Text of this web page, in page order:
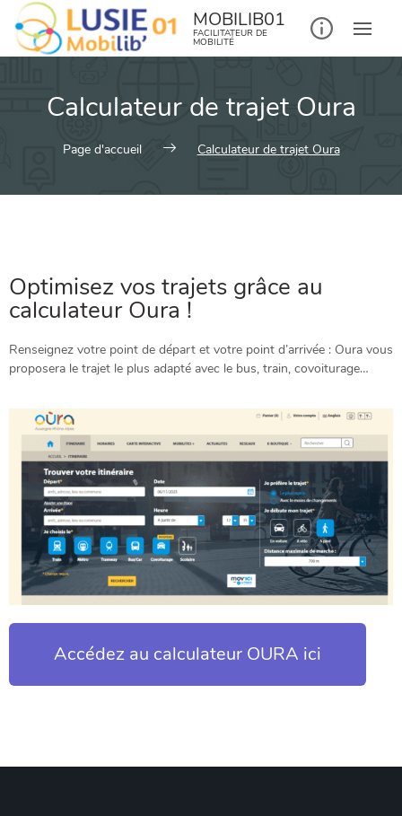
MOBILIB01
FACILITATEUR DE
MOBILITÉ
Calculateur de trajet Oura
Page d'accueil Calculateur de trajet Oura
Optimisez vos trajets grâce au
calculateur Oura !
Renseignez votre point de départ et votre point d’arrivée : Oura vous
proposera le trajet le plus adapté avec le bus, train, covoiturage…
Accédez au calculateur OURA ici